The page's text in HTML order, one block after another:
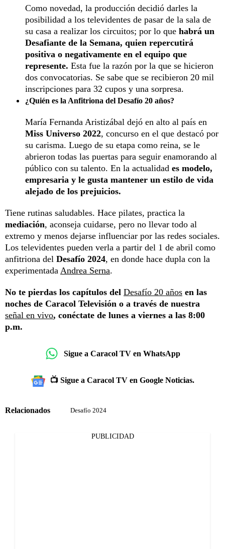
Como novedad, la producción decidió darles la
posibilidad a los televidentes de pasar de la sala de
su casa a realizar los circuitos; por lo que habrá un
Desafiante de la Semana, quien repercutirá
positiva o negativamente en el equipo que
represente. Esta fue la razón por la que se hicieron
dos convocatorias. Se sabe que se recibieron 20 mil
inscripciones para 32 cupos y una sorpresa.
¿Quién es la Anfitriona del Desafío 20 años?
María Fernanda Aristizábal dejó en alto al país en
Miss Universo 2022, concurso en el que destacó por
su carisma. Luego de su etapa como reina, se le
abrieron todas las puertas para seguir enamorando al
público con su talento. En la actualidad es modelo,
empresaria y le gusta mantener un estilo de vida
alejado de los prejuicios.
Tiene rutinas saludables. Hace pilates, practica la
mediación, aconseja cuidarse, pero no llevar todo al
extremo y menos dejarse influenciar por las redes sociales.
Los televidentes pueden verla a partir del 1 de abril como
anfitriona del Desafío 2024, en donde hace dupla con la
experimentada Andrea Serna.
No te pierdas los capítulos del Desafío 20 años en las
noches de Caracol Televisión o a través de nuestra
señal en vivo, conéctate de lunes a viernes a las 8:00
p.m.
Sigue a Caracol TV en WhatsApp
📺 Sigue a Caracol TV en Google Noticias.
Relacionados Desafío 2024
PUBLICIDAD